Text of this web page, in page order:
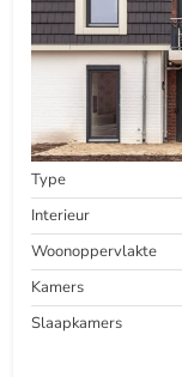
Type
Interieur
Woonoppervlakte
Kamers
Slaapkamers